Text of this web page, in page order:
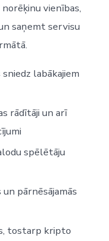
vienības,
saņemt servisu
labākajiem
rādītāji un arī
spēlētāju
pārnēsājamās
tostarp kripto